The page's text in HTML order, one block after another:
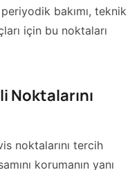
bakımı, teknik
için bu noktaları
Noktalarını
noktalarını tercih
korumanın yanı